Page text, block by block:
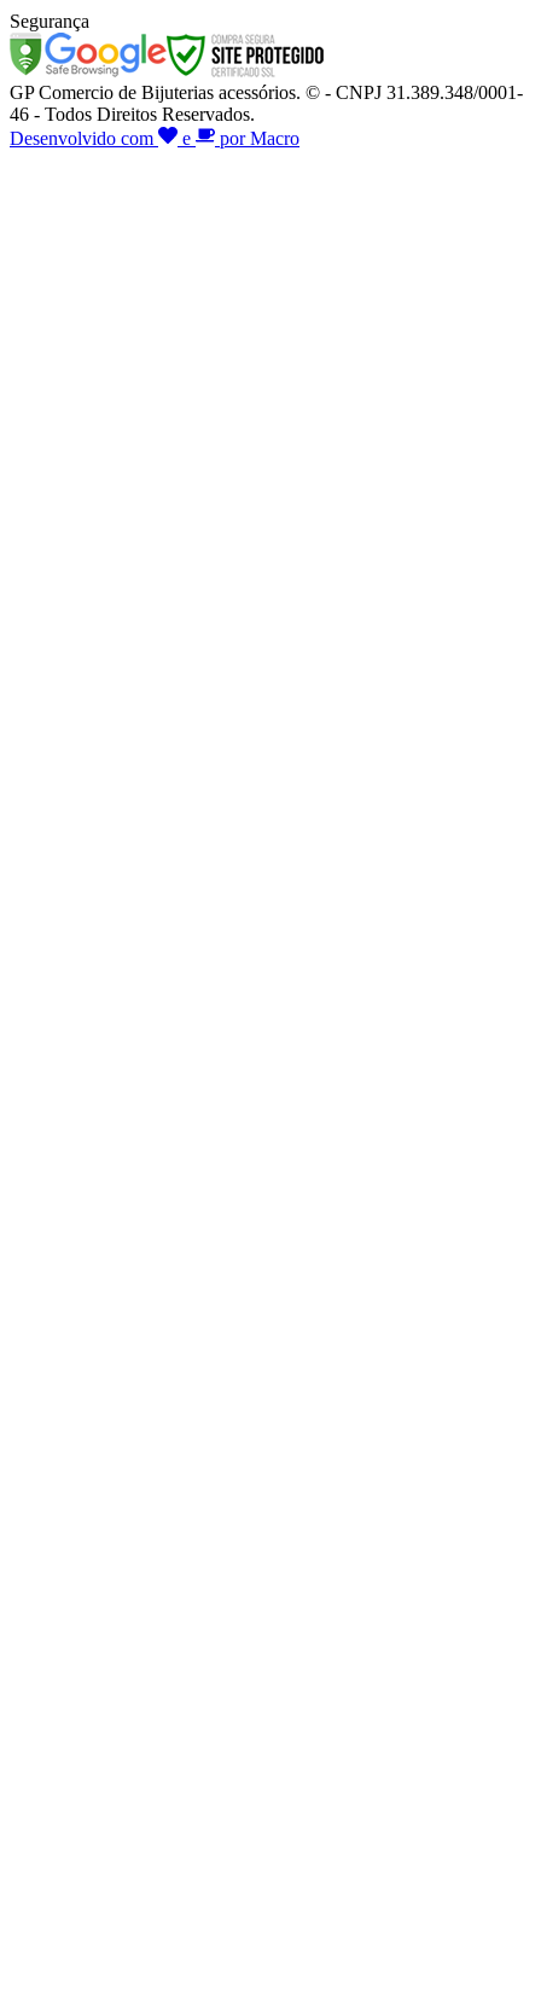
Segurança
GP Comercio de Bijuterias acessórios. © - CNPJ 31.389.348/0001-
46 - Todos Direitos Reservados.
Desenvolvido com
e por Macro